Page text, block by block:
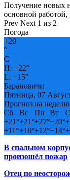
Получение новых
основной
Prev Next 1 из 2
Погода
+20
°
C
H: +22°
L: +15°
Барановичи
Пятница, 07
Прогноз на неделю
Сб
Вс Пн Вт
+21°+21°+27°+20°+
+11°+10°+12°+14°+
В спальном
произошёл пожар
Отец по